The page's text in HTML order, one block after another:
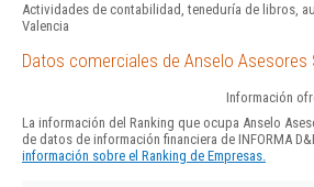
Actividades de contabilidad, teneduría de libros,
Valencia
Datos comerciales de Anselo Asesores
Información
La información del Ranking que ocupa Anselo
de datos de información financiera de INFORMA
información sobre el Ranking de Empresas.